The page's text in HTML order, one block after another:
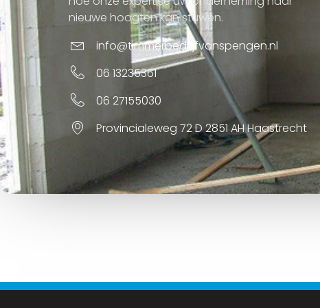
nieuwe hoogten kan stuwen.
info@timmerbedrijfvanspengen.nl
06 13235361
06 27155030
Provincialeweg 72 D 2851 AH Haastrecht